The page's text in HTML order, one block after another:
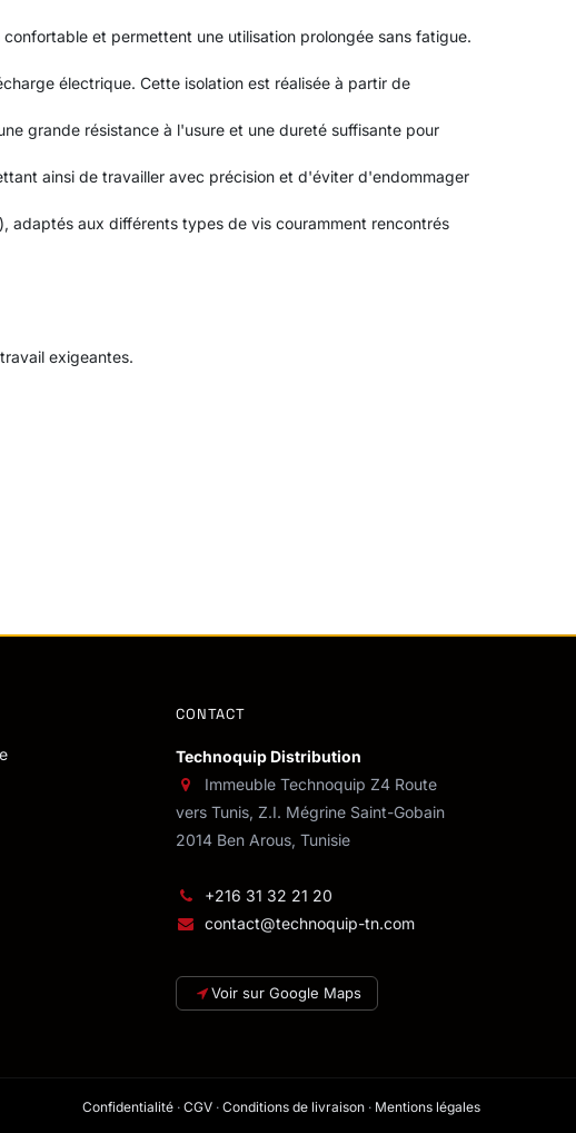
et permettent une utilisation prolongée sans fatigue.
électrique. Cette isolation est réalisée à partir de
grande résistance à l'usure et une dureté suffisante pour
ainsi de travailler avec précision et d'éviter d'endommager
aux différents types de vis couramment rencontrés
exigeantes.
CONTACT
Technoquip Distribution
Immeuble Technoquip Z4 Route
vers Tunis, Z.I. Mégrine Saint-Gobain
2014 Ben Arous, Tunisie
+216 31 32 21 20
contact@technoquip-tn.com
Voir sur Google Maps
Confidentialité ·CGV ·Conditions de livraison · Mentions légales